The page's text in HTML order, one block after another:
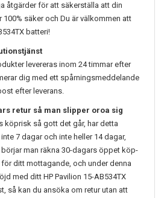
åtgärder för att säkerställa att din
säker och Du är välkommen att
batteri!
levereras inom 24 timmar efter
dig med ett spårningsmeddelande
efter leverans.
retur så man slipper oroa sig
köprisk så gott det går, har detta
7 dagar och inte heller 14 dagar,
börjar man räkna 30-dagars öppet köp-
ditt mottagande, och under denna
med ditt HP Pavilion 15-AB534TX
så kan du ansöka om retur utan att